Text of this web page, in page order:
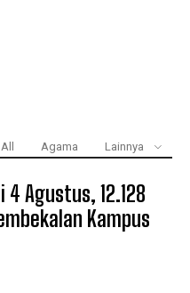
All Agama Lainnya
4 Agustus, 12.128
Kampus